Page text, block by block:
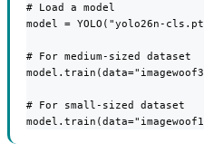
# Load a model
model = YOLO("yolo26n-
# For medium-sized dataset
# For small-sized dataset